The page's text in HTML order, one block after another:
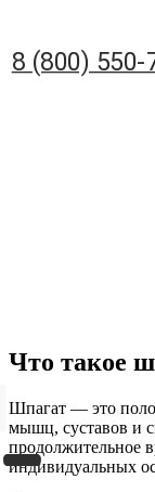
Что такое
Шпагат — это
мышц, суставов и
продолжительное
индивидуальных